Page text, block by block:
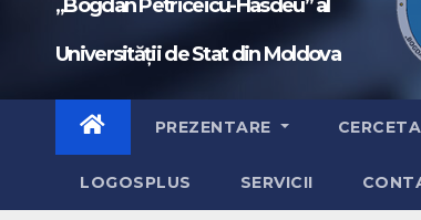
„Bogdan Petriceicu-Hasdeu” al
Universității de Stat din Moldova
PREZENTARE
LOGOSPLUS SERVICII